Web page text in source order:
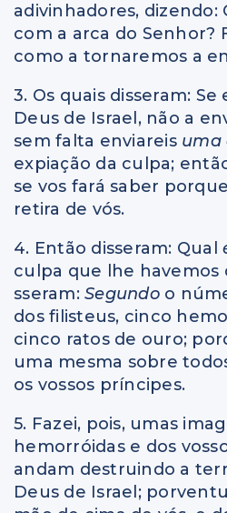
adivinhadores, dizendo:
com a arca do Senhor?
como a tornaremos a
3. Os quais disseram:
Deus de Israel, não a
sem falta enviareis uma
expiação da culpa;
se vos fará saber
retira de vós.
4. Então disseram: Qual
culpa que lhe havemos
sseram: Segundo o
dos filisteus, cinco
cinco ratos de ouro;
uma mesma sobre
os vossos príncipes.
5. Fazei, pois, umas
hemorróidas e dos
andam destruindo a
Deus de Israel;